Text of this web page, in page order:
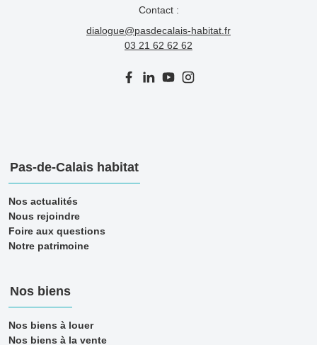
Contact :
dialogue@pasdecalais-habitat.fr
03 21 62 62 62
Pas-de-Calais habitat
Nos actualités
Nous rejoindre
Foire aux questions
Notre patrimoine
Nos biens
Nos biens à louer
Nos biens à la vente